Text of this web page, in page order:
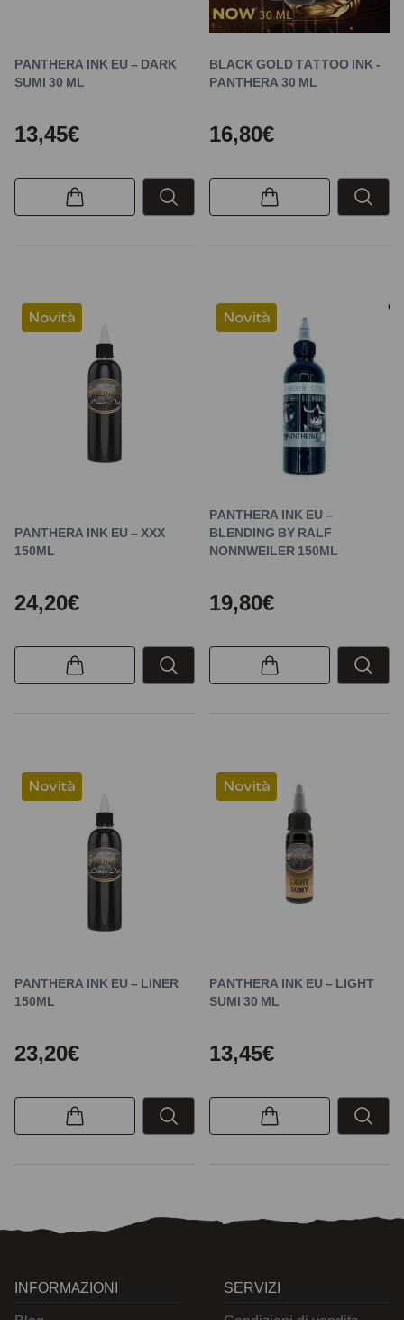
PANTHERA INK EU – DARK
SUMI 30 ML
13,45€
BLACK GOLD TATTOO INK -
PANTHERA 30 ML
16,80€
Novità
PANTHERA INK EU – XXX
150ML
24,20€
Novità
PANTHERA INK EU –
BLENDING BY RALF
NONNWEILER 150ML
19,80€
Novità
PANTHERA INK EU – LINER
150ML
23,20€
Novità
PANTHERA INK EU – LIGHT
SUMI 30 ML
13,45€
INFORMAZIONI
SERVIZI